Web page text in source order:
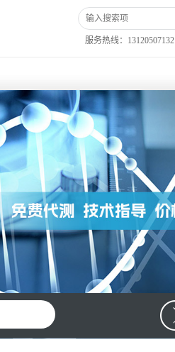
服务热线： 13120507132